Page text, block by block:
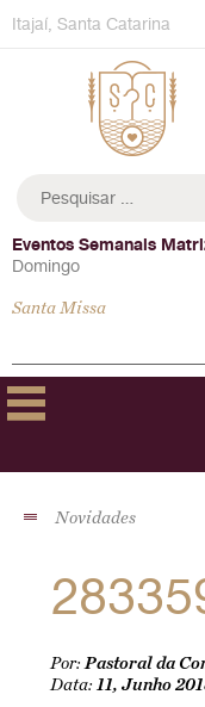
toItajaí, Santa Catarina
por:
Eventos Semanais
Domingo
Santa Missa
Novidades
Por:Pastoral da
Data:11, Junho